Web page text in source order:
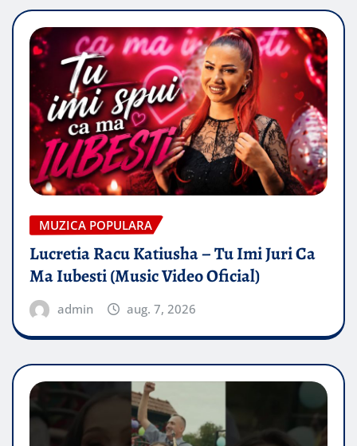
MUZICA POPULARA
Lucretia Racu Katiusha – Tu Imi Juri Ca
Ma Iubesti (Music Video Oficial)
admin aug. 7, 2026